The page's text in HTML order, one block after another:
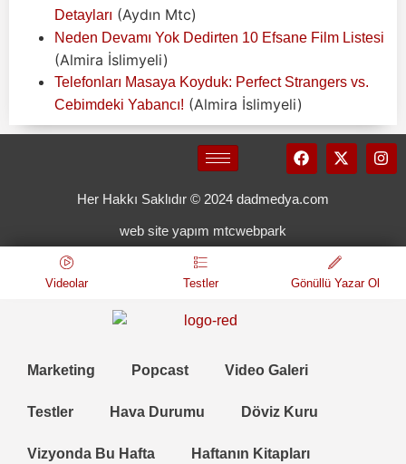
Detayları (Aydın Mtc)
Neden Devamı Yok Dedirten 10 Efsane Film Listesi
(Almira İslimyeli)
Telefonları Masaya Koyduk: Perfect Strangers vs.
Cebimdeki Yabancı! (Almira İslimyeli)
Her Hakkı Saklıdır © 2024 dadmedya.com
web site yapım mtcwebpark
Videolar Testler Gönüllü Yazar Ol
Marketing Popcast Video Galeri
Testler Hava Durumu Döviz Kuru
Vizyonda Bu Hafta Haftanın Kitapları